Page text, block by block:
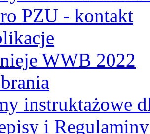
PZU - kontakt
WWB 2022
instruktażowe
i Regulaminy